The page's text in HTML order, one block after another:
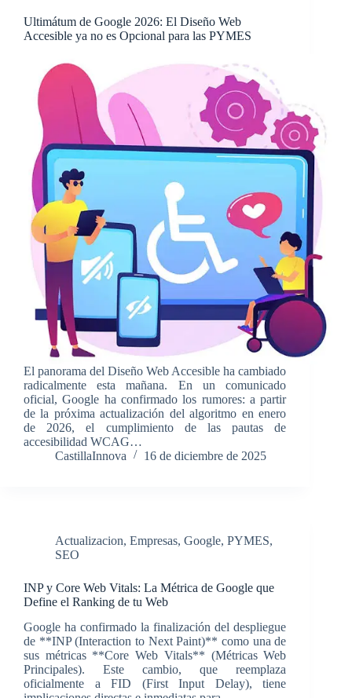
Ultimátum de Google 2026: El Diseño Web
Accesible ya no es Opcional para las PYMES
El panorama del Diseño Web Accesible ha cambiado
radicalmente esta mañana. En un comunicado
oficial, Google ha confirmado los rumores: a partir
de la próxima actualización del algoritmo en enero
de 2026, el cumplimiento de las pautas de
accesibilidad WCAG…
CastillaInnova
16 de diciembre de 2025
Actualizacion, Empresas, Google, PYMES,
SEO
INP y Core Web Vitals: La Métrica de Google que
Define el Ranking de tu Web
Google ha confirmado la finalización del despliegue
de **INP (Interaction to Next Paint)** como una de
sus métricas **Core Web Vitals** (Métricas Web
Principales). Este cambio, que reemplaza
oficialmente a FID (First Input Delay), tiene